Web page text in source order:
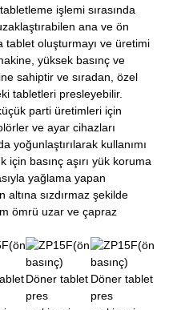
işlemi sırasında
ana ve ön
tablet oluşturmayı ve üretimi
yüksek basınç ve
sahiptir ve sıradan, özel
tabletleri presleyebilir.
parti üretimleri için
ve ayar cihazları
yoğunlaştırılarak kullanımı
için basınç aşırı yük koruma
yağlama yapan
altına sızdırmaz şekilde
ömrü uzar ve çapraz